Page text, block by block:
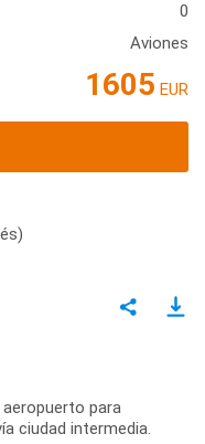
0
Aviones
1605 EUR
para
ciudad intermedia.